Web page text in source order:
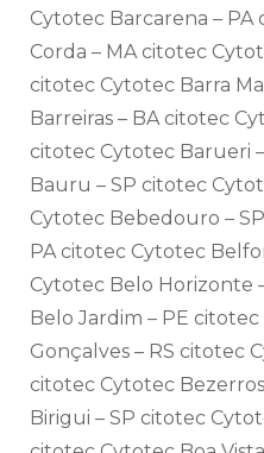
Cytotec Barcarena –
Corda – MA citotec
citotec Cytotec Barra
Barreiras – BA citotec
citotec Cytotec Barueri
Bauru – SP citotec
Cytotec Bebedouro –
PA citotec Cytotec
Cytotec Belo Horizonte
Belo Jardim – PE
Gonçalves – RS citotec
citotec Cytotec
Birigui – SP citotec